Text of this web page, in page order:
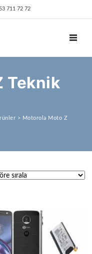
711 72 72
Teknik
> Motorola Moto Z
sıralandı